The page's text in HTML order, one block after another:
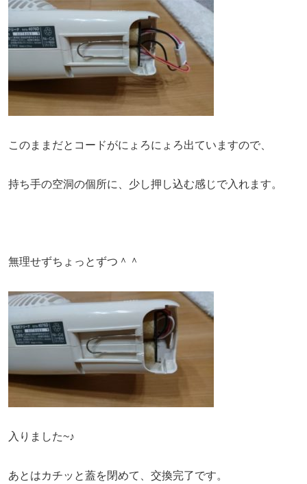
このままだとコードがにょろにょろ出ていますので、
持ち手の空洞の個所に、少し押し込む感じで入れます。
無理せずちょっとずつ＾＾
入りました~♪
あとはカチッと蓋を閉めて、交換完了です。